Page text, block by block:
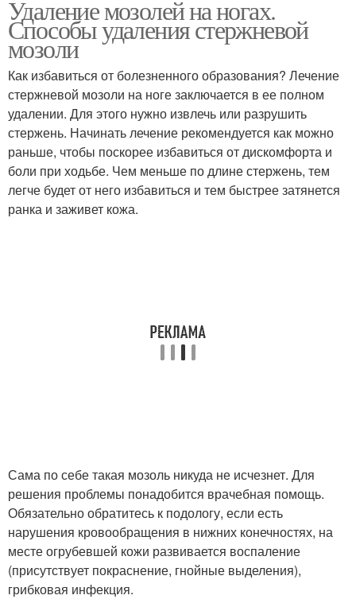
Мозоли на ноге Мозоли на коже
Мозоли в клинике Мозоль на ноге
Мозоли на руках Мозоль на стопе
Удаление мозолей на ногах.
Способы удаления стержневой
мозоли
Как избавиться от болезненного образования? Лечение
стержневой мозоли на ноге заключается в ее полном
удалении. Для этого нужно извлечь или разрушить
стержень. Начинать лечение рекомендуется как можно
раньше, чтобы поскорее избавиться от дискомфорта и
боли при ходьбе. Чем меньше по длине стержень, тем
легче будет от него избавиться и тем быстрее затянется
ранка и заживет кожа.
Сама по себе такая мозоль никуда не исчезнет. Для
решения проблемы понадобится врачебная помощь.
Обязательно обратитесь к подологу, если есть
нарушения кровообращения в нижних конечностях, на
месте огрубевшей кожи развивается воспаление
(присутствует покраснение, гнойные выделения),
грибковая инфекция.